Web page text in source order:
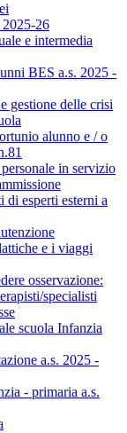
26
e intermedia
BES a.s. 2025 -
gestione delle crisi
alunno e / o
in servizio
esperti esterni a
e i viaggi
osservazione:
specialisti
scuola Infanzia
a.s. 2025 -
- primaria a.s.